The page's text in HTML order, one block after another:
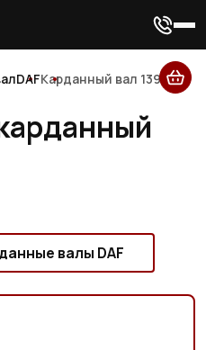
DAFКарданный вал 1398350
валы DAF